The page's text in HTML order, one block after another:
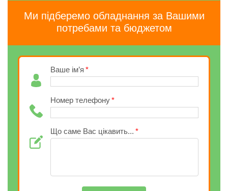
Ми підберемо обладнання за Вашими
потребами та бюджетом
Ваше ім’я
Номер телефону
Що саме Вас цікавить...